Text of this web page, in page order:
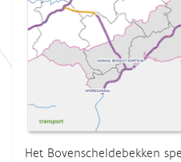
Het Bovenscheldebekken